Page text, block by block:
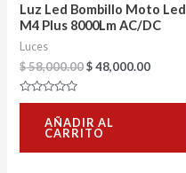
Luz Led Bombillo Moto Led
M4 Plus 8000Lm AC/DC
Luces
$58,000.00$48,000.00
Valorado
AÑADIR AL
CARRITO